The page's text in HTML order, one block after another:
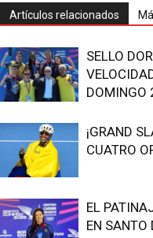
Artículos relacionados
SELLO
DOMINGO
¡GRAND
CUATRO
EL
EN SANTO